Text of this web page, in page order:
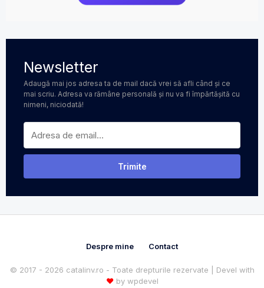
Newsletter
Adaugă mai jos adresa ta de mail dacă vrei să afli când și ce
mai scriu. Adresa va rămâne personală și nu va fi împărtășită cu
nimeni, niciodată!
Despre mine Contact
© 2017 - 2026 catalinv.ro - Toate drepturile rezervate | Devel with
♥by wpdevel